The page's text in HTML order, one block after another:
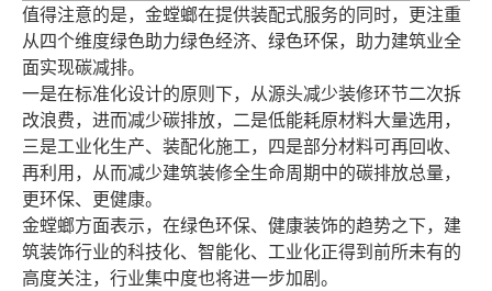
值得注意的是，金螳螂在提供装配式服务的同时，更注重
从四个维度绿色助力绿色经济、绿色环保，助力建筑业全
面实现碳减排。
一是在标准化设计的原则下，从源头减少装修环节二次拆
改浪费，进而减少碳排放，二是低能耗原材料大量选用，
三是工业化生产、装配化施工，四是部分材料可再回收、
再利用，从而减少建筑装修全生命周期中的碳排放总量，
更环保、更健康。
金螳螂方面表示，在绿色环保、健康装饰的趋势之下，建
筑装饰行业的科技化、智能化、工业化正得到前所未有的
高度关注，行业集中度也将进一步加剧。